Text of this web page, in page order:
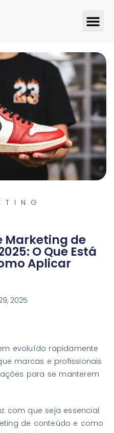
Marketing de
O Que Está
Aplicar
2025
evoluído rapidamente
marcas e profissionais
para se manterem
com que seja essencial
de conteúdo e como